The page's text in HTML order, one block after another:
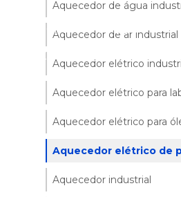
QUARTZO
TUBOS
EM
Aquecedor de água
Aquecedor de ar industrial
Aquecedor elétrico
Aquecedor elétrico para
Aquecedor elétrico para
Aquecedor elétrico de
Aquecedor industrial